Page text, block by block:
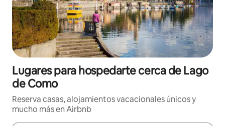
Lugares para hospedarte cerca de Lago
de Como
Reserva casas, alojamientos vacacionales únicos y
mucho más en Airbnb